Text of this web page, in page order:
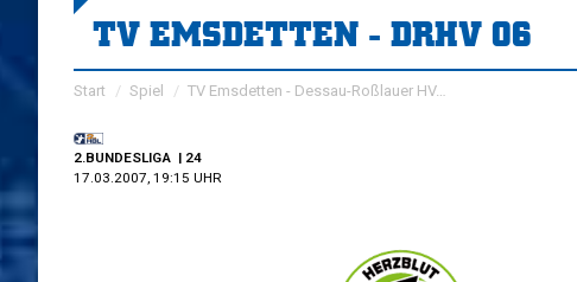
TV EMSDETTEN - DRHV 06
Sie befinden sich hier:
Start Spiel TV Emsdetten - Dessau-Roßlauer HV…
2.BUNDESLIGA | 24
17.03.2007, 19:15 UHR